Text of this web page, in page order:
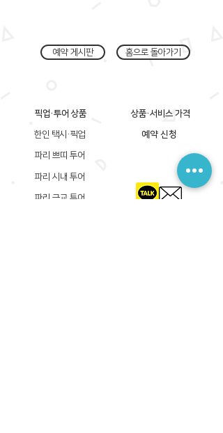
예약 게시판 홈으로 돌아가기
픽업·투어 상품
한인 택시·픽업
상품·서비스 가격
예약 신청
파리 쁘띠 투어
파리 시내 투어
파리 근교 투어